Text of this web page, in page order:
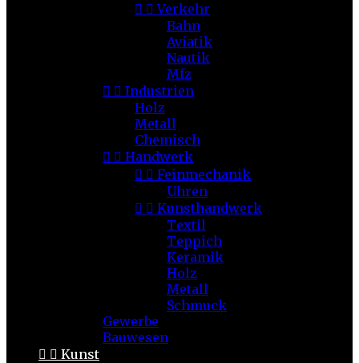
  Verkehr
Bahn
Aviatik
Nautik
Mfz
  Industrien
Holz
Metall
Chemisch
  Handwerk
  Feinmechanik
Uhren
  Kunsthandwerk
Textil
Teppich
Keramik
Holz
Metall
Schmuck
Gewerbe
Bauwesen
  Kunst